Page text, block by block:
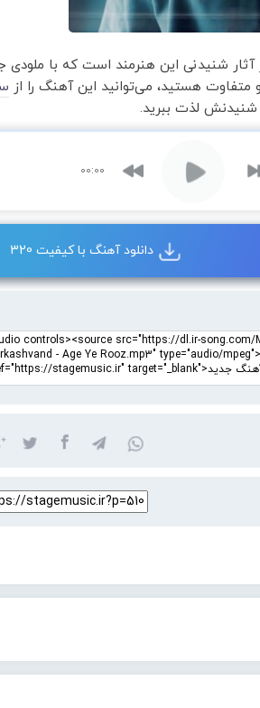
آثار شنیدنی این هنرمند است که با ملودی
هستید، می‌توانید این آهنگ را از
شنیدنش لذت ببرید.
00:00
دانلود آهنگ با کیفیت 320